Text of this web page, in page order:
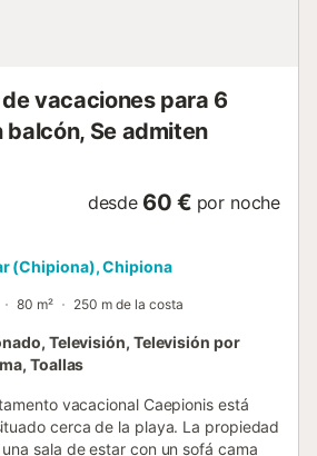
vacaciones para 6
balcón, Se admiten
desde 60 € por noche
(Chipiona), Chipiona
80 m² 250 m de la costa
Televisión, Televisión por
Toallas
vacacional Caepionis está
cerca de la playa. La propiedad
sala de estar con un sofá cama